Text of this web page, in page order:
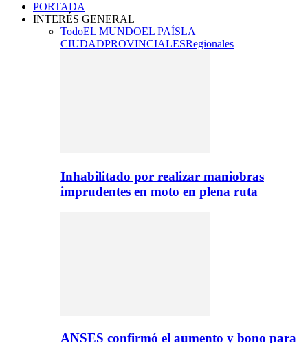
PORTADA
INTERÉS GENERAL
TodoEL MUNDOEL PAÍSLA
CIUDADPROVINCIALESRegionales
Inhabilitado por realizar maniobras
imprudentes en moto en plena ruta
ANSES confirmó el aumento y bono para